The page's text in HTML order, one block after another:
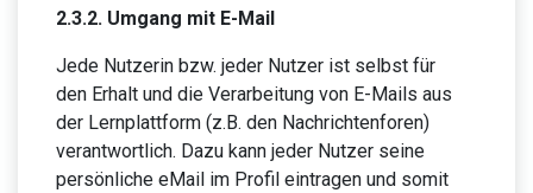
2.3.2. Umgang mit E-Mail
Jede Nutzerin bzw. jeder Nutzer ist selbst für
den Erhalt und die Verarbeitung von E-Mails aus
der Lernplattform (z.B. den Nachrichtenforen)
verantwortlich. Dazu kann jeder Nutzer seine
persönliche eMail im Profil eintragen und somit